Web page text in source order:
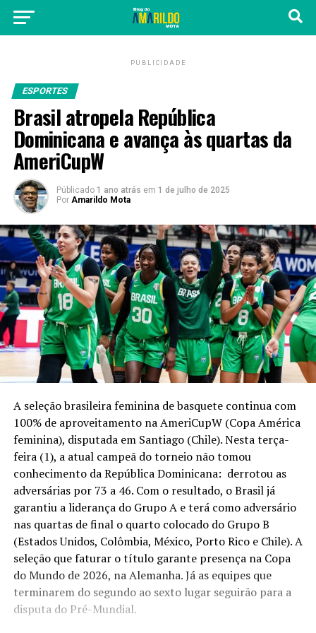
PUBLICIDADE
ESPORTES
Brasil atropela República
Dominicana e avança às quartas da
AmeriCupW
Públicado 1 ano atrás em 1 de julho de 2025
Por Amarildo Mota
A seleção brasileira feminina de basquete continua com
100% de aproveitamento na AmeriCupW (Copa América
feminina), disputada em Santiago (Chile). Nesta terça-
feira (1), a atual campeã do torneio não tomou
conhecimento da República Dominicana: derrotou as
adversárias por 73 a 46. Com o resultado, o Brasil já
garantiu a liderança do Grupo A e terá como adversário
nas quartas de final o quarto colocado do Grupo B
(Estados Unidos, Colômbia, México, Porto Rico e Chile). A
seleção que faturar o título garante presença na Copa
do Mundo de 2026, na Alemanha. Já as equipes que
terminarem do segundo ao sexto lugar seguirão para a
disputa do Pré-Mundial.